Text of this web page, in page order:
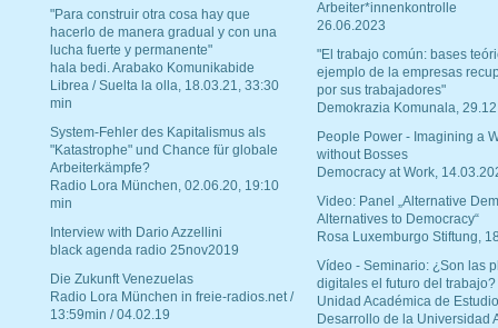
"Para construir otra cosa hay que
hacerlo de manera gradual y con una
lucha fuerte y permanente"
hala bedi. Arabako Komunikabide
Librea / Suelta la olla, 18.03.21, 33:30
min
System-Fehler des Kapitalismus als
"Katastrophe" und Chance für globale
Arbeiterkämpfe?
Radio Lora München, 02.06.20, 19:10
min
Interview with Dario Azzellini
black agenda radio 25nov2019
Die Zukunft Venezuelas
Radio Lora München in freie-radios.net /
13:59min / 04.02.19
Arbeiter*innenkontrolle
26.06.2023
"El trabajo común: bases
ejemplo de la empresas
por sus trabajadores"
Demokrazia Komunala,
People Power - Imagining a
without Bosses
Democracy at Work,
Video: Panel „Alternative
Alternatives to Democracy“
Rosa Luxemburgo Stiftung,
Vídeo - Seminario: ¿Son las
digitales el futuro del trabajo?
Unidad Académica de
Desarrollo de la Universidad